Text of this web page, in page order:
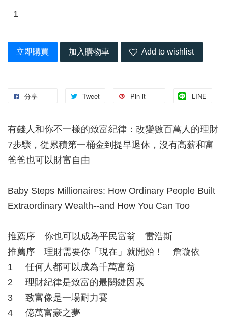
立即購買 加入購物車 Add to wishlist
分享 Tweet Pin it LINE
有錢人和你不一樣的致富紀律：改變數百萬人的理財
7步驟，從累積第一桶金到提早退休，沒有高薪和富
爸爸也可以財富自由
Baby Steps Millionaires: How Ordinary People Built
Extraordinary Wealth--and How You Can Too
推薦序 你也可以成為平民富翁 雷浩斯
推薦序 理財需要你「現在」就開始！ 詹璇依
1 任何人都可以成為千萬富翁
2 理財紀律是致富的最關鍵因素
3 致富像是一場耐力賽
4 億萬富豪之夢